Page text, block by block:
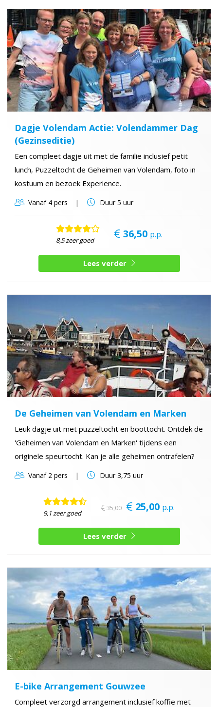
Dagje Volendam Actie: Volendammer Dag
(Gezinseditie)
Een compleet dagje uit met de familie inclusief petit
lunch, Puzzeltocht de Geheimen van Volendam, foto in
kostuum en bezoek Experience.
Vanaf4 pers Duur5 uur
8,5 zeer goed 36,50 p.p.
Lees verder
De Geheimen van Volendam en Marken
Leuk dagje uit met puzzeltocht en boottocht. Ontdek de
'Geheimen van Volendam en Marken' tijdens een
originele speurtocht. Kan je alle geheimen ontrafelen?
Vanaf2 pers Duur3,75 uur
9,1 zeer goed
35,00 25,00 p.p.
Lees verder
E-bike Arrangement Gouwzee
Compleet verzorgd arrangement inclusief koffie met